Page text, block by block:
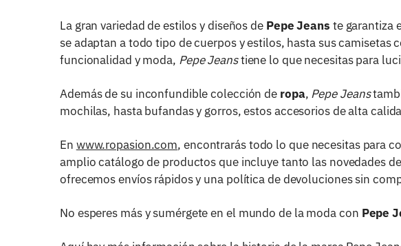
La gran variedad de estilos y diseños de Pepe Jeans te garantiza
se adaptan a todo tipo de cuerpos y estilos, hasta sus
funcionalidad y moda, Pepe Jeanstiene lo que necesitas para
Además de su inconfundible colección de ropa, Pepe Jeans
mochilas, hasta bufandas y gorros, estos accesorios de alta
En www.ropasion.com, encontrarás todo lo que necesitas para
amplio catálogo de productos que incluye tanto las novedades
ofrecemos envíos rápidos y una política de devoluciones sin
No esperes más y sumérgete en el mundo de la moda con Pepe